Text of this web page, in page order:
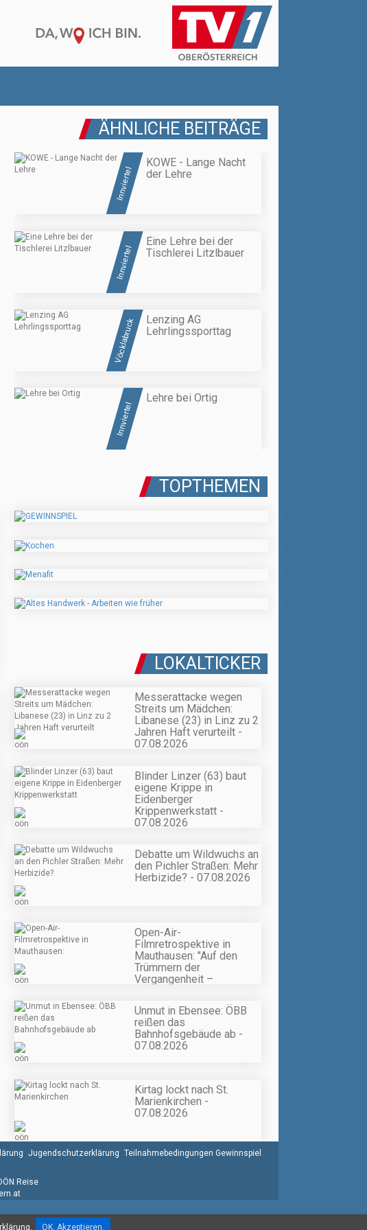
ÄHNLICHE BEITRÄGE
Innviertel
KOWE - Lange Nacht
der Lehre
Innviertel
Eine Lehre bei der
Tischlerei Litzlbauer
Vöcklabruck
Lenzing AG
Lehrlingssporttag
Innviertel
Lehre bei Ortig
TOPTHEMEN
LOKALTICKER
Messerattacke wegen
Streits um Mädchen:
Libanese (23) in Linz zu 2
Jahren Haft verurteilt -
07.08.2026
Blinder Linzer (63) baut
eigene Krippe in
Eidenberger
Krippenwerkstatt -
07.08.2026
Debatte um Wildwuchs an
den Pichler Straßen: Mehr
Herbizide? - 07.08.2026
Open-Air-
Filmretrospektive in
Mauthausen: "Auf den
Trümmern der
Vergangenheit –
Unmut in Ebensee: ÖBB
reißen das
Bahnhofsgebäude ab -
07.08.2026
Kirtag lockt nach St.
Marienkirchen -
07.08.2026
OK. Akzeptieren.
Jugendschutzerklärung Teilnahmebedingungen Gewinnspiel
Reise